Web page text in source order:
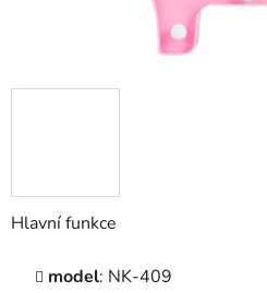
Hlavní funkce
model: NK-409